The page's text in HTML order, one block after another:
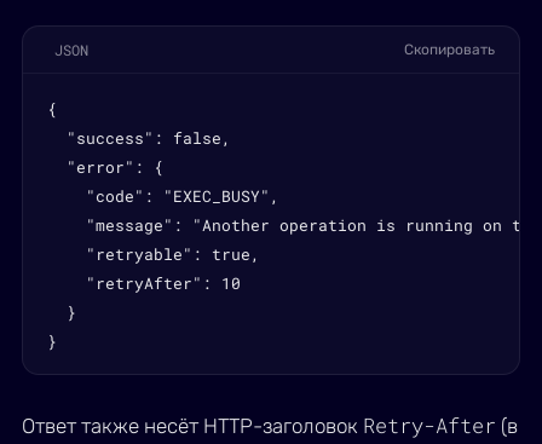
JSON Скопировать
{
  "success": false,
  "error": {
    "code": "EXEC_BUSY",
"message": "Another operation is running on
    "retryable": true,
    "retryAfter": 10
  }
}
Ответ также несёт HTTP-заголовок Retry-After (в